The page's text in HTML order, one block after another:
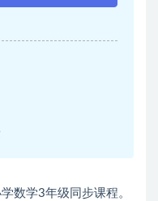
数学3年级同步课程。